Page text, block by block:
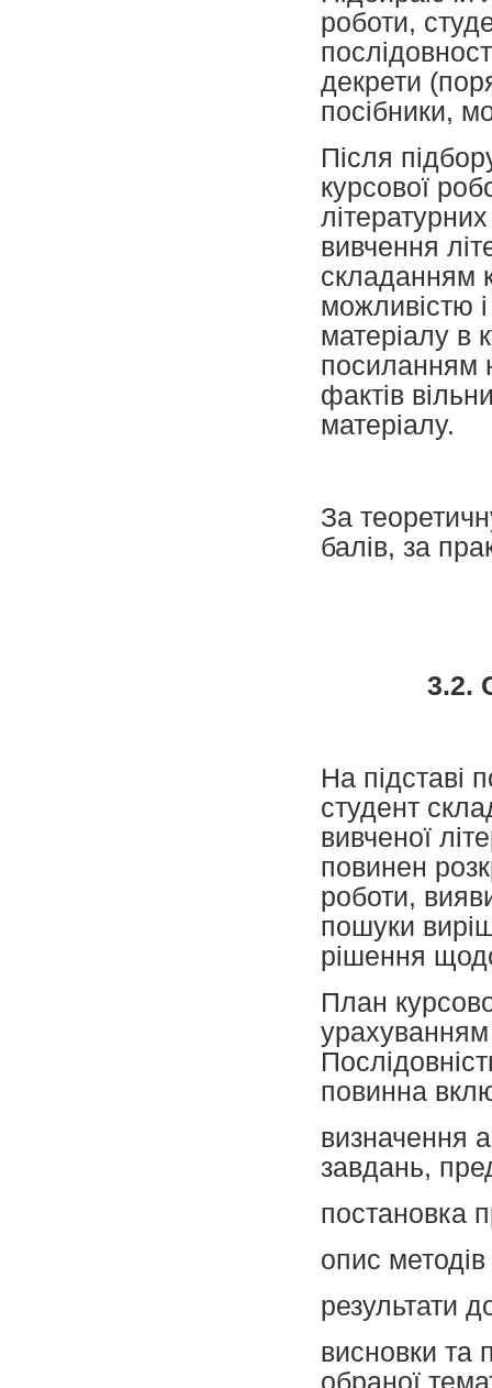
роботи,
декрети
посібники,
Після
курсової
вивчення
складанням
можливістю
матеріалу в
посиланням
фактів
матеріалу.
За
балів, за
3.2.
На підставі
студент
вивченої
повинен
роботи,
пошуки
рішення
План
урахуванням
повинна
визначення
завдань,
постановка
опис
результати
висновки та
обраної